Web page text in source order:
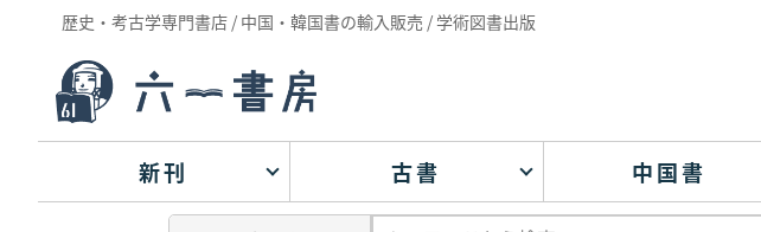
歴史・考古学専門書店 / 中国・韓国書の輸入販売 / 学術図書出版
新刊 古書 中国書